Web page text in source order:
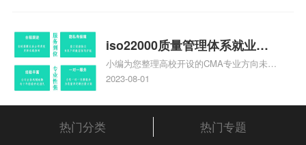
标准是什么相关iso体系认证知识，详情可
查看下方正文！
iso22000质量管理体系就业方
向，质量管理与认证就业方向
小编为您整理高校开设的CMA专业方向未来
就业前景及就业方向如何、cma就业方向有
和cma未来就业方向、大学生考完cma，就
哪些就业方向相关iso体系认证知识，详情
可查看下方正文！
2023-08-01
热门分类 热门专题